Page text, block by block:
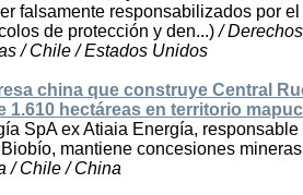
falsamente responsabilizados por
de protección y den...)/
/ Chile / Estados Unidos
china que construye Central
1.610 hectáreas en territorio
SpA ex Atiaia Energía,
mantiene concesiones
/ Chile / China